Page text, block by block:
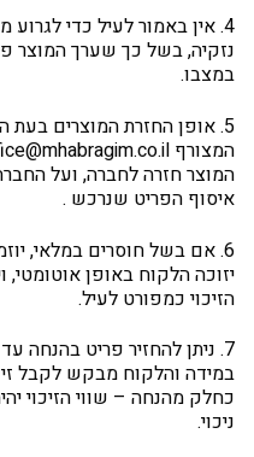
4. אין באמור לעיל כדי
נזקיה, בשל כך שערך המוצר
במצבו.
5. אופן החזרת המוצרים
המוצר חזרה לחברה, ועל
איסוף הפריט שנרכש .
6. אם בשל חוסרים במלאי,
יזוכה הלקוח באופן אוטומטי,
הזיכוי כמפורט לעיל.
במידה והלקוח מבקש לקבל
כחלק מהנחה – שווי הזיכוי
ניכוי.